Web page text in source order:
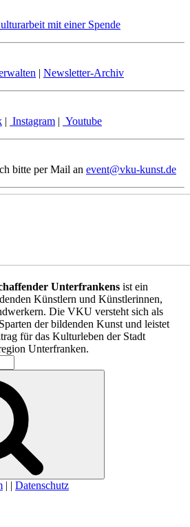
mit einer Spende
| Newsletter-Archiv
| Instagram | Youtube
bitte per Mail an event@vku-kunst.de
Unterfrankens ist ein
Künstlern und Künstlerinnen,
Die VKU versteht sich als
der bildenden Kunst und leistet
für das Kulturleben der Stadt
Unterfranken.
| | Datenschutz